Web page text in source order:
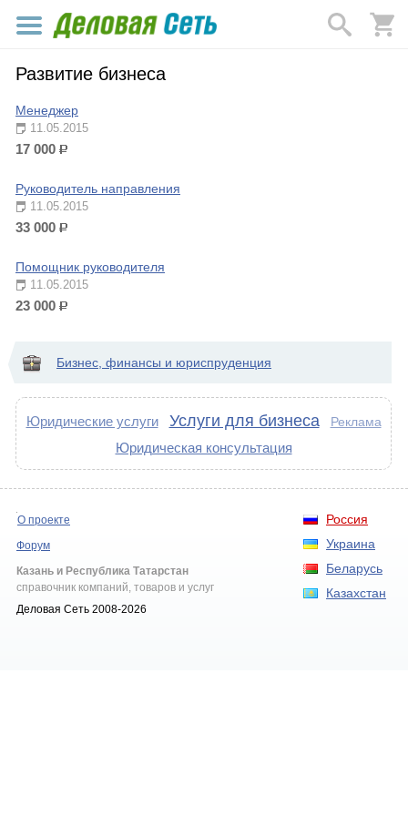
Развитие бизнеса
Менеджер
11.05.2015
17 000 р.
Руководитель направления
11.05.2015
33 000 р.
Помощник руководителя
11.05.2015
23 000 р.
Бизнес, финансы и юриспруденция
Юридические услуги Услуги для бизнеса Реклама
Юридическая консультация
Россия
Украина
Беларусь
Казахстан
О проекте
Форум
Казань и Республика Татарстан
справочник компаний, товаров и услуг
Деловая Сеть 2008-2026